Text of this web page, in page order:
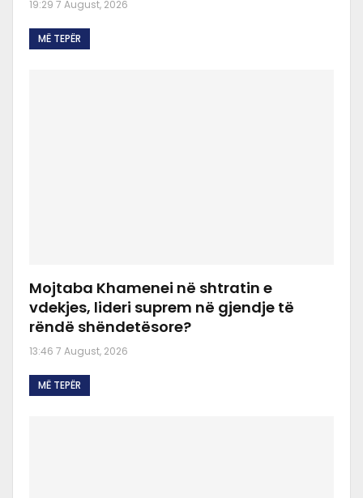
19:29 7 August, 2026
MË TEPËR
Mojtaba Khamenei në shtratin e
vdekjes, lideri suprem në gjendje të
rëndë shëndetësore?
13:46 7 August, 2026
MË TEPËR